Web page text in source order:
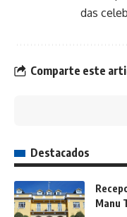
das
Comparte este
Destacados
Manu